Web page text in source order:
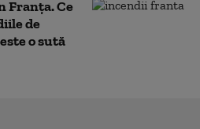
Franța. Ce
de
o sută